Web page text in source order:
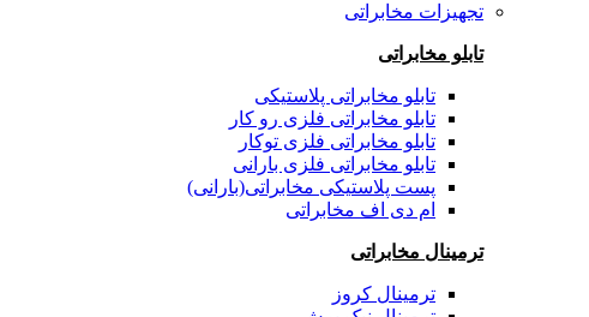
تجهیزات مخابراتی
تابلو مخابراتی
تابلو مخابراتی پلاستیکی
تابلو مخابراتی فلزی رو کار
تابلو مخابراتی فلزی توکار
تابلو مخابراتی فلزی بارانی
پست پلاستیکی مخابراتی(بارانی)
ام دی اف مخابراتی
ترمینال مخابراتی
ترمینال کروز